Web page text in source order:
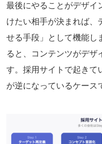
最後にやることがデザイ
けたい相手が決まれば、
せる手段」として機能し
ると、コンテンツがデザ
す。採用サイトで起きて
が逆になっているケース